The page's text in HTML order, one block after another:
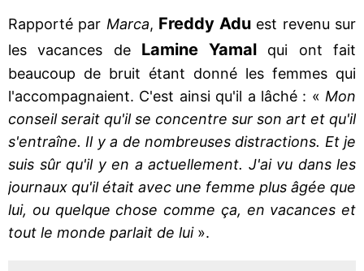
Rapporté par Marca, Freddy Adu est revenu sur
les vacances de Lamine Yamal qui ont fait
beaucoup de bruit étant donné les femmes qui
l'accompagnaient. C'est ainsi qu'il a lâché : « Mon
conseil serait qu'il se concentre sur son art et qu'il
s'entraîne. Il y a de nombreuses distractions. Et je
suis sûr qu'il y en a actuellement. J'ai vu dans les
journaux qu'il était avec une femme plus âgée que
lui, ou quelque chose comme ça, en vacances et
tout le monde parlait de lui».